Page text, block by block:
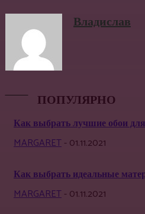
Владислав
ПОПУЛЯРНО
Как выбрать лучшие обои
MARGARET- 01.11.2021
Как выбрать идеальные
MARGARET- 01.11.2021